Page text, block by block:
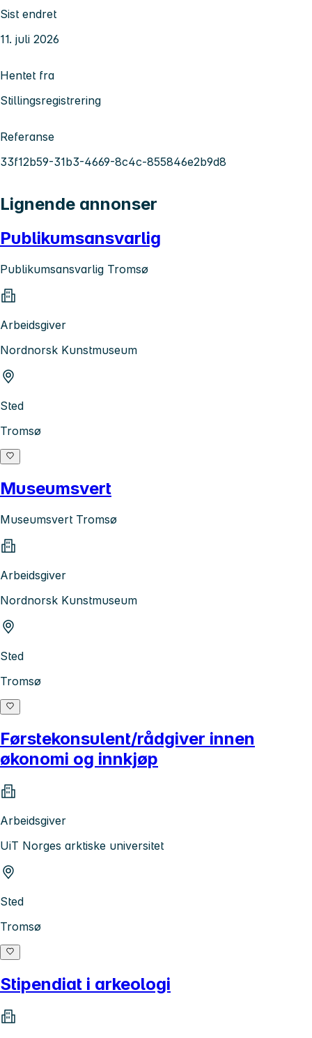
Sist endret
11. juli 2026
Hentet fra
Stillingsregistrering
Referanse
33f12b59-31b3-4669-8c4c-855846e2b9d8
Lignende annonser
Publikumsansvarlig
Publikumsansvarlig Tromsø
Arbeidsgiver
Nordnorsk Kunstmuseum
Sted
Tromsø
Museumsvert
Museumsvert Tromsø
Arbeidsgiver
Nordnorsk Kunstmuseum
Sted
Tromsø
Førstekonsulent/rådgiver innen
økonomi og innkjøp
Arbeidsgiver
UiT Norges arktiske universitet
Sted
Tromsø
Stipendiat i arkeologi